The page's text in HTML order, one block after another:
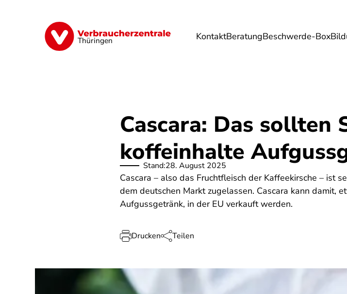
Thüringen KontaktBeratungBeschwerde-Box
Finanzen Digitales Lebensmittel Umwelt Gesundheit
Cascara: Das sollten
koffeinhalte
Stand:28. August 2025
Cascara – also das Fruchtfleisch der Kaffeekirsche – ist
dem deutschen Markt zugelassen. Cascara kann damit,
Aufgussgetränk, in der EU verkauft werden.
Drucken Teilen